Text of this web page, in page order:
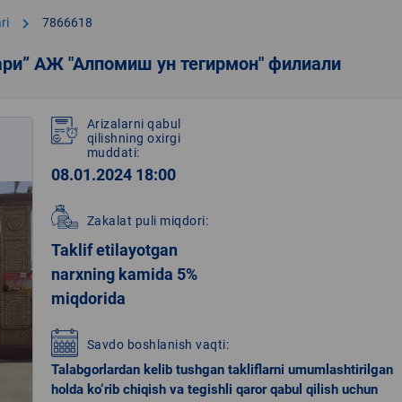
chevron_right 7866618
АЖ "Алпомиш ун тегирмон" филиали
Arizalarni qabul
qilishning oxirgi
muddati:
08.01.2024 18:00
Zakalat puli miqdori:
Taklif etilayotgan
narxning kamida 5%
miqdorida
Savdo boshlanish vaqti:
Talabgorlardan kelib tushgan takliflarni umumlashtirilgan
holda ko‘rib chiqish va tegishli qaror qabul qilish uchun